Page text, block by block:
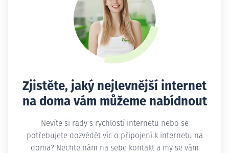
Zjistěte, jaký nejlevnější internet
na doma vám můžeme nabídnout
Nevíte si rady s rychlostí internetu nebo se
potřebujete dozvědět víc o připojení k internetu na
doma? Nechte nám na sebe kontakt a my se vám